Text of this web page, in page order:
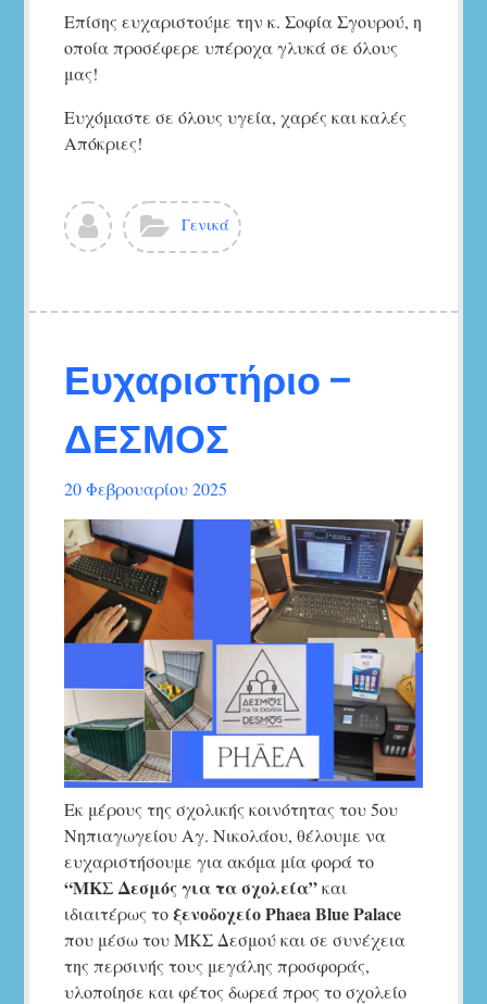
Επίσης ευχαριστούμε την κ. Σοφία Σγουρού, η
οποία προσέφερε υπέροχα γλυκά σε όλους
μας!
Ευχόμαστε σε όλους υγεία, χαρές και καλές
Απόκριες!
Δείτε
όλα
τα
Νηπιαγωγείο
Αγ.Νικολάου
Κατηγορίες:
Γενικά
Ευχαριστήριο –
ΔΕΣΜΟΣ
20 Φεβρουαρίου 2025
Εκ μέρους της σχολικής κοινότητας του 5ου
Νηπιαγωγείου Αγ. Νικολάου, θέλουμε να
ευχαριστήσουμε για ακόμα μία φορά το
“ΜΚΣ Δεσμός για τα σχολεία”και
ιδιαιτέρως τοξενοδοχείο Phaea Blue Palace
που μέσω του ΜΚΣ Δεσμού και σε συνέχεια
της περσινής τους μεγάλης προσφοράς,
υλοποίησε και φέτος δωρεά προς το σχολείο